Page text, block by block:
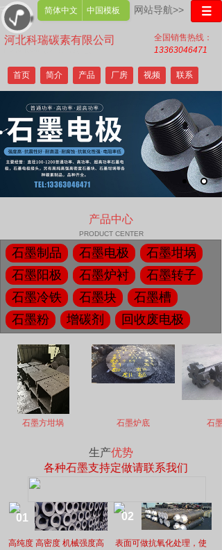
简体中文 中国模板 网站导航>>
全国销售热线：
13363046471
河北科瑞碳素有限公司
首页 简介 产品 厂房 视频 联系
产品中心
PRODUCT CENTER
石墨制品 石墨电极
石墨坩埚
石墨阳极
石墨炉衬
石墨转子
石墨冷铁
石墨块
石墨槽
石墨粉
增碳剂 回收废电极
石墨方坩埚 石墨炉底 石墨
生产优势
各种石墨支持定做请联系我们
02
01
表面可做抗氧化处理，使
高纯度 高密度 机械强度高